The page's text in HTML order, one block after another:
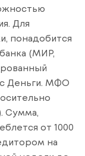
Для
понадобится
(МИР,
Деньги. МФО
Сумма,
от 1000
на